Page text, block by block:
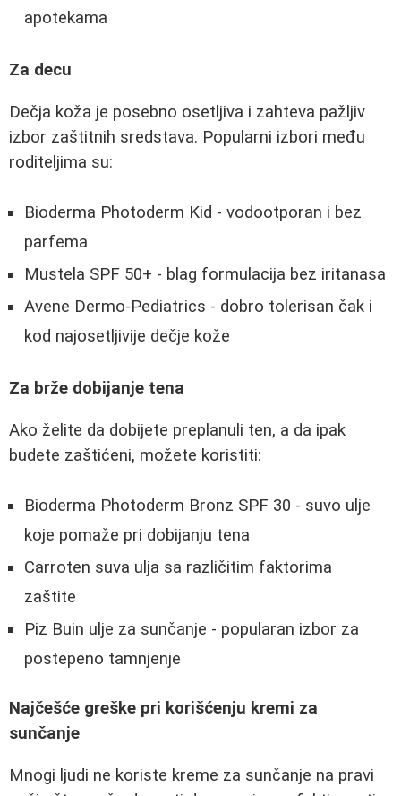
apotekama
Za decu
Dečja koža je posebno osetljiva i zahteva pažljiv
izbor zaštitnih sredstava. Popularni izbori među
roditeljima su:
Bioderma Photoderm Kid - vodootporan i bez
parfema
Mustela SPF 50+ - blag formulacija bez iritanasa
Avene Dermo-Pediatrics - dobro tolerisan čak i
kod najosetljivije dečje kože
Za brže dobijanje tena
Ako želite da dobijete preplanuli ten, a da ipak
budete zaštićeni, možete koristiti:
Bioderma Photoderm Bronz SPF 30 - suvo ulje
koje pomaže pri dobijanju tena
Carroten suva ulja sa različitim faktorima
zaštite
Piz Buin ulje za sunčanje - popularan izbor za
postepeno tamnjenje
Najčešće greške pri korišćenju kremi za
sunčanje
Mnogi ljudi ne koriste kreme za sunčanje na pravi